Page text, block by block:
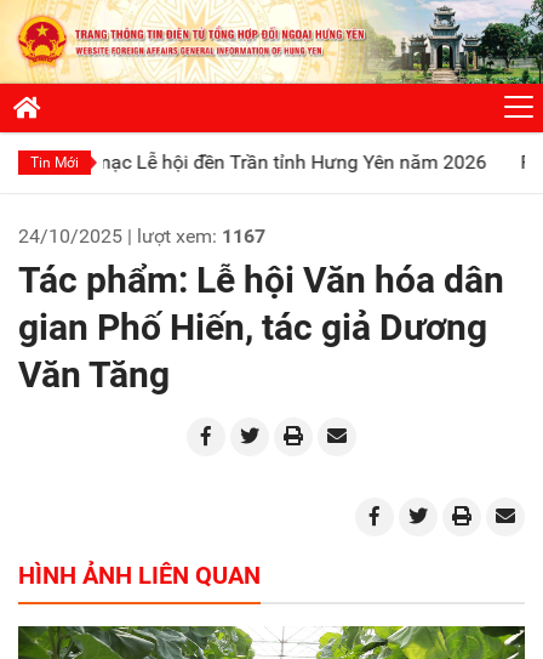
Tin Mới
hội đền Trần tỉnh Hưng Yên năm 2026 Phát huy truyền
24/10/2025 | lượt xem: 1167
Tác phẩm: Lễ hội Văn hóa dân
gian Phố Hiến, tác giả Dương
Văn Tăng
HÌNH ẢNH LIÊN QUAN